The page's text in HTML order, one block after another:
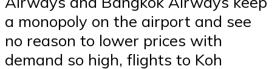
a monopoly on the airport and see
no reason to lower prices with
demand so high, flights to Koh